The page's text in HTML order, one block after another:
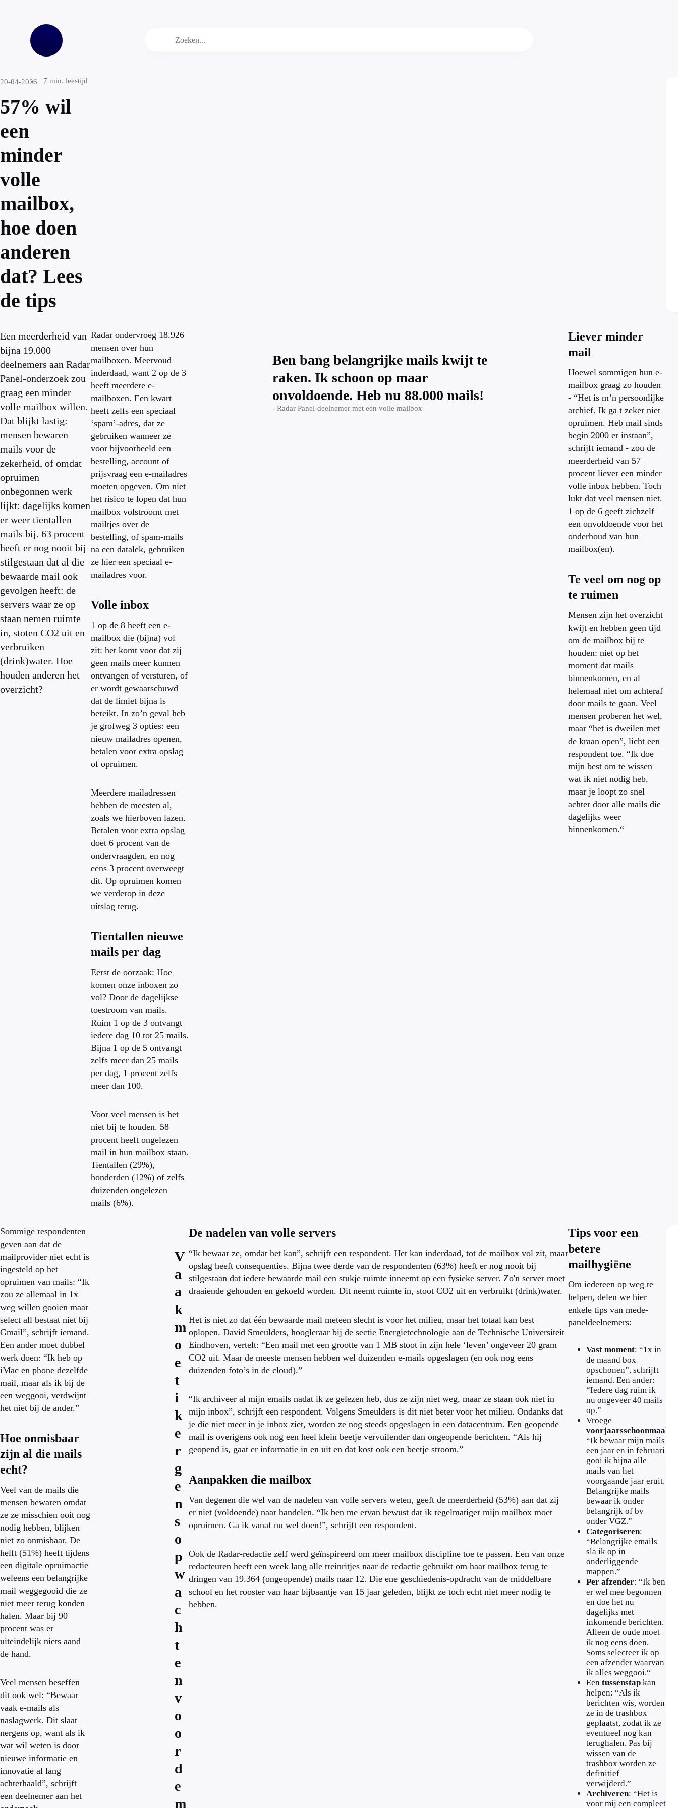
20-04-2026 7 min. leestijd
57% wil
een
minder
volle
mailbox,
hoe doen
anderen
dat? Lees
de tips
Een meerderheid van
bijna 19.000
deelnemers aan Radar
Panel-onderzoek zou
graag een minder
volle mailbox willen.
Dat blijkt lastig:
mensen bewaren
mails voor de
zekerheid, of omdat
opruimen
onbegonnen werk
lijkt: dagelijks komen
er weer tientallen
mails bij. 63 procent
heeft er nog nooit bij
stilgestaan dat al die
bewaarde mail ook
gevolgen heeft: de
servers waar ze op
staan nemen ruimte
in, stoten CO2 uit en
verbruiken
(drink)water. Hoe
houden anderen het
overzicht?
Radar ondervroeg 18.926
mensen over hun
mailboxen. Meervoud
inderdaad, want 2 op de 3
heeft meerdere e-
mailboxen. Een kwart
heeft zelfs een speciaal
‘spam’-adres, dat ze
gebruiken wanneer ze
voor bijvoorbeeld een
bestelling, account of
prijsvraag een e-mailadres
moeten opgeven. Om niet
het risico te lopen dat hun
mailbox volstroomt met
mailtjes over de
bestelling, of spam-mails
na een datalek, gebruiken
ze hier een speciaal e-
mailadres voor.
Volle inbox
1 op de 8 heeft een e-
mailbox die (bijna) vol
zit: het komt voor dat zij
geen mails meer kunnen
ontvangen of versturen, of
er wordt gewaarschuwd
dat de limiet bijna is
bereikt. In zo’n geval heb
je grofweg 3 opties: een
nieuw mailadres openen,
betalen voor extra opslag
of opruimen.
Meerdere mailadressen
hebben de meesten al,
zoals we hierboven lazen.
Betalen voor extra opslag
doet 6 procent van de
ondervraagden, en nog
eens 3 procent overweegt
dit. Op opruimen komen
we verderop in deze
uitslag terug.
Tientallen nieuwe
mails per dag
Eerst de oorzaak: Hoe
komen onze inboxen zo
vol? Door de dagelijkse
toestroom van mails.
Ruim 1 op de 3 ontvangt
iedere dag 10 tot 25 mails.
Bijna 1 op de 5 ontvangt
zelfs meer dan 25 mails
per dag, 1 procent zelfs
meer dan 100.
Voor veel mensen is het
niet bij te houden. 58
procent heeft ongelezen
mail in hun mailbox staan.
Tientallen (29%),
honderden (12%) of zelfs
duizenden ongelezen
mails (6%).
Ben bang belangrijke mails kwijt te
raken. Ik schoon op maar
onvoldoende. Heb nu 88.000 mails!
- Radar Panel-deelnemer met een volle mailbox
Liever minder
mail
Hoewel sommigen hun e-
mailbox graag zo houden
- “Het is m’n persoonlijke
archief. Ik ga t zeker niet
opruimen. Heb mail sinds
begin 2000 er instaan”,
schrijft iemand - zou de
meerderheid van 57
procent liever een minder
volle inbox hebben. Toch
lukt dat veel mensen niet.
1 op de 6 geeft zichzelf
een onvoldoende voor het
onderhoud van hun
mailbox(en).
Te veel om nog op
te ruimen
Mensen zijn het overzicht
kwijt en hebben geen tijd
om de mailbox bij te
houden: niet op het
moment dat mails
binnenkomen, en al
helemaal niet om achteraf
door mails te gaan. Veel
mensen proberen het wel,
maar “het is dweilen met
de kraan open”, licht een
respondent toe. “Ik doe
mijn best om te wissen
wat ik niet nodig heb,
maar je loopt zo snel
achter door alle mails die
dagelijks weer
binnenkomen.“
Sommige respondenten
geven aan dat de
mailprovider niet echt is
ingesteld op het
opruimen van mails: “Ik
zou ze allemaal in 1x
weg willen gooien maar
select all bestaat niet bij
Gmail”, schrijft iemand.
Een ander moet dubbel
werk doen: “Ik heb op
iMac en phone dezelfde
mail, maar als ik bij de
een weggooi, verdwijnt
het niet bij de ander.”
Hoe onmisbaar
zijn al die mails
echt?
Veel van de mails die
mensen bewaren omdat
ze ze misschien ooit nog
nodig hebben, blijken
niet zo onmisbaar. De
helft (51%) heeft tijdens
een digitale opruimactie
weleens een belangrijke
mail weggegooid die ze
niet meer terug konden
halen. Maar bij 90
procent was er
uiteindelijk niets aand
de hand.
Veel mensen beseffen
dit ook wel: “Bewaar
vaak e-mails als
naslagwerk. Dit slaat
nergens op, want als ik
wat wil weten is door
nieuwe informatie en
innovatie al lang
achterhaald”, schrijft
een deelnemer aan het
V
a
a
k
m
o
e
t
i
k
e
r
g
e
n
s
o
p
w
a
c
h
t
e
n
v
o
o
r
d
e
m
De nadelen van volle servers
“Ik bewaar ze, omdat het kan”, schrijft een respondent. Het kan inderdaad, tot de mailbox vol zit, maar
opslag heeft consequenties. Bijna twee derde van de respondenten (63%) heeft er nog nooit bij
stilgestaan dat iedere bewaarde mail een stukje ruimte inneemt op een fysieke server. Zo'n server moet
draaiende gehouden en gekoeld worden. Dit neemt ruimte in, stoot CO2 uit en verbruikt (drink)water.
Het is niet zo dat één bewaarde mail meteen slecht is voor het milieu, maar het totaal kan best
oplopen. David Smeulders, hoogleraar bij de sectie Energietechnologie aan de Technische Universiteit
Eindhoven, vertelt: “Een mail met een grootte van 1 MB stoot in zijn hele ‘leven’ ongeveer 20 gram
CO2 uit. Maar de meeste mensen hebben wel duizenden e-mails opgeslagen (en ook nog eens
duizenden foto’s in de cloud).”
“Ik archiveer al mijn emails nadat ik ze gelezen heb, dus ze zijn niet weg, maar ze staan ook niet in
mijn inbox”, schrijft een respondent. Volgens Smeulders is dit niet beter voor het milieu. Ondanks dat
je die niet meer in je inbox ziet, worden ze nog steeds opgeslagen in een datacentrum. Een geopende
mail is overigens ook nog een heel klein beetje vervuilender dan ongeopende berichten. “Als hij
geopend is, gaat er informatie in en uit en dat kost ook een beetje stroom.”
Aanpakken die mailbox
Van degenen die wel van de nadelen van volle servers weten, geeft de meerderheid (53%) aan dat zij
er niet (voldoende) naar handelen. “Ik ben me ervan bewust dat ik regelmatiger mijn mailbox moet
opruimen. Ga ik vanaf nu wel doen!”, schrijft een respondent.
Ook de Radar-redactie zelf werd geïnspireerd om meer mailbox discipline toe te passen. Een van onze
redacteuren heeft een week lang alle treinritjes naar de redactie gebruikt om haar mailbox terug te
dringen van 19.364 (ongeopende) mails naar 12. Die ene geschiedenis-opdracht van de middelbare
school en het rooster van haar bijbaantje van 15 jaar geleden, blijkt ze toch echt niet meer nodig te
hebben.
Tips voor een
betere
mailhygiëne
Om iedereen op weg te
helpen, delen we hier
enkele tips van mede-
paneldeelnemers:
Vast moment: “1x in
de maand box
opschonen”, schrijft
iemand. Een ander:
“Iedere dag ruim ik
nu ongeveer 40 mails
op.”
Vroege
voorjaarsschoonmaak
“Ik bewaar mijn mails
een jaar en in februari
gooi ik bijna alle
mails van het
voorgaande jaar eruit.
Belangrijke mails
bewaar ik onder
belangrijk of bv
onder VGZ.”
Categoriseren:
“Belangrijke emails
sla ik op in
onderliggende
mappen.”
Per afzender: “Ik ben
er wel mee begonnen
en doe het nu
dagelijks met
inkomende berichten.
Alleen de oude moet
ik nog eens doen.
Soms selecteer ik op
een afzender waarvan
ik alles weggooi.“
Een tussenstap kan
helpen: “Als ik
berichten wis, worden
ze in de trashbox
geplaatst, zodat ik ze
eventueel nog kan
terughalen. Pas bij
wissen van de
trashbox worden ze
definitief
verwijderd.”
Archiveren: “Het is
voor mij een compleet